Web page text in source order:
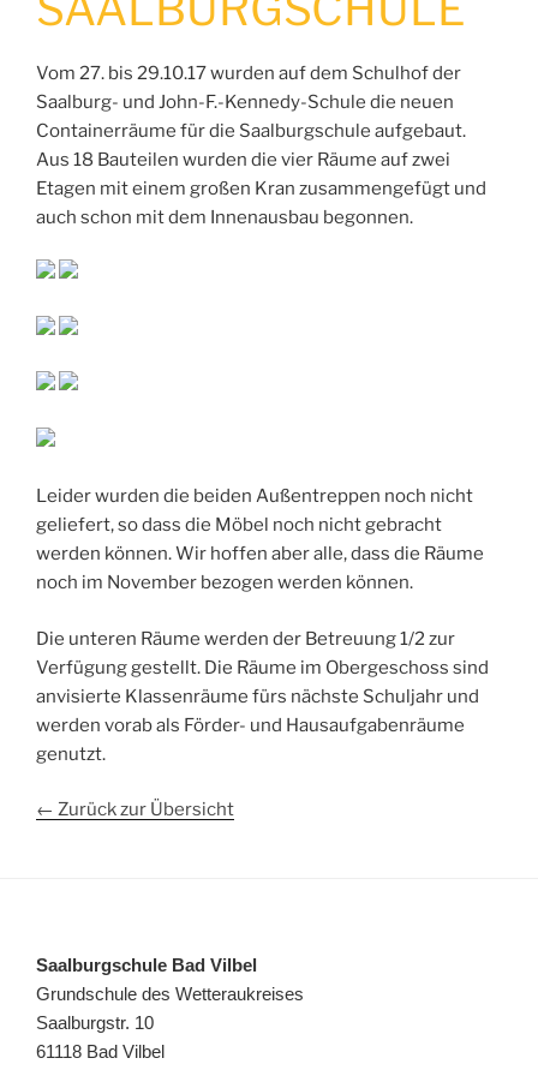
Vom 27. bis 29.10.17 wurden auf dem Schulhof der
Saalburg- und John-F.-Kennedy-Schule die neuen
Containerräume für die Saalburgschule aufgebaut.
Aus 18 Bauteilen wurden die vier Räume auf zwei
Etagen mit einem großen Kran zusammengefügt und
auch schon mit dem Innenausbau begonnen.
Leider wurden die beiden Außentreppen noch nicht
geliefert, so dass die Möbel noch nicht gebracht
werden können. Wir hoffen aber alle, dass die Räume
noch im November bezogen werden können.
Die unteren Räume werden der Betreuung 1/2 zur
Verfügung gestellt. Die Räume im Obergeschoss sind
anvisierte Klassenräume fürs nächste Schuljahr und
werden vorab als Förder- und Hausaufgabenräume
genutzt.
← Zurück zur Übersicht
Saalburgschule Bad Vilbel
Grundschule des Wetteraukreises
Saalburgstr. 10
61118 Bad Vilbel